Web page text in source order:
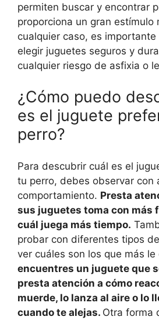
permiten buscar y encontrar
proporciona un gran estímulo
cualquier caso, es
elegir juguetes seguros y
cualquier riesgo de asfixia o
¿Cómo puedo
es el juguete
perro?
Para descubrir cuál es el
tu perro, debes observar con
comportamiento. Presta
sus juguetes toma con más
cuál juega más tiempo.
probar con diferentes tipos
ver cuáles son los que más le
encuentres un juguete que
presta atención a cómo
muerde, lo lanza al aire o lo
cuando te alejas. Otra forma